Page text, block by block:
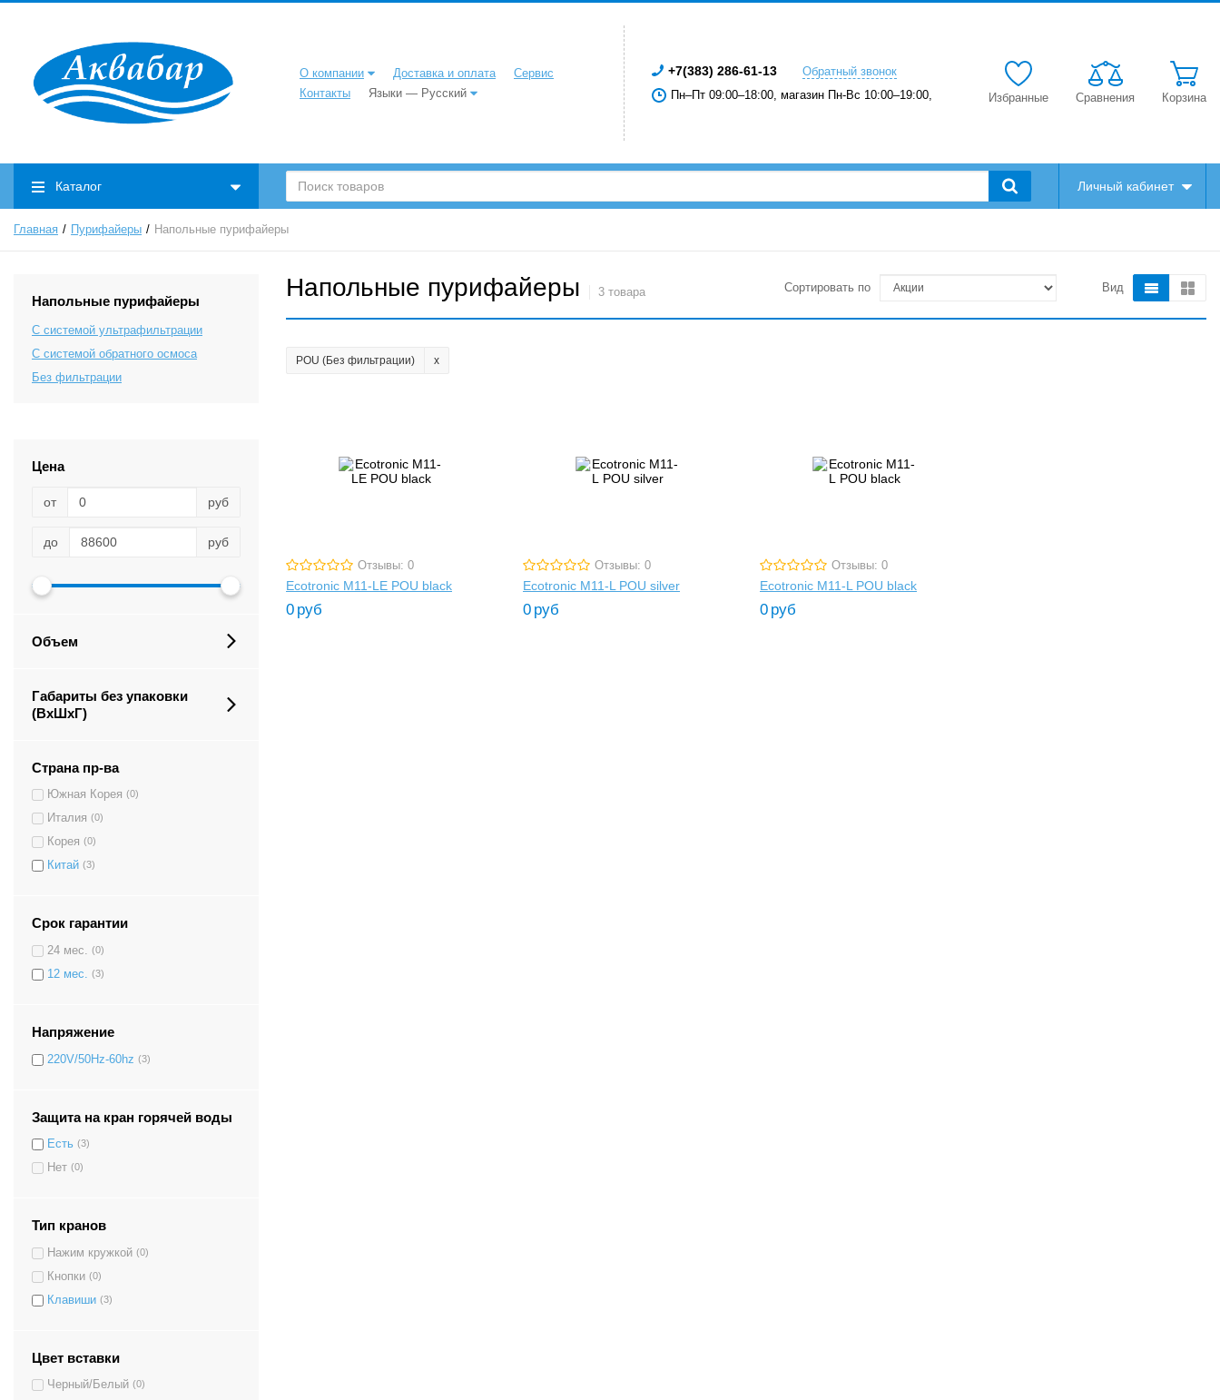
О компании Доставка и оплата
Сервис
Контакты
Языки — Русский
+7(383) 286-61-13
Обратный звонок
Пн–Пт 09:00–18:00, магазин Пн-Вс 10:00–19:00,
Избранные Сравнения Корзина
Каталог Личный кабинет
Главная Пурифайеры Напольные пурифайеры
Напольные пурифайеры
С системой ультрафильтрации
С системой обратного осмоса
Без фильтрации
Цена
от руб
до руб
Объем
Габариты без упаковки
(ВxШxГ)
Страна пр-ва
Южная Корея (0)
Италия (0)
Корея (0)
Китай (3)
Срок гарантии
24 мес. (0)
12 мес. (3)
Напряжение
220V/50Hz-60hz (3)
Защита на кран горячей воды
Есть (3)
Нет (0)
Тип кранов
Нажим кружкой (0)
Кнопки (0)
Клавиши (3)
Цвет вставки
Черный/Белый (0)
Напольные пурифайеры 3 товара Сортировать по Вид
POU (Без фильтрации)
Отзывы: 0
Ecotronic M11-LE POU black
0 руб
Отзывы: 0
Ecotronic M11-L POU silver
0 руб
Отзывы: 0
Ecotronic M11-L POU black
0 руб